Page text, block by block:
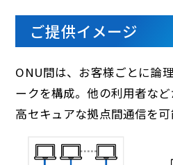
ご提供イメージ
ONU間は、お客様ごとに論
ークを構成。他の利用者など
高セキュアな拠点間通信を可